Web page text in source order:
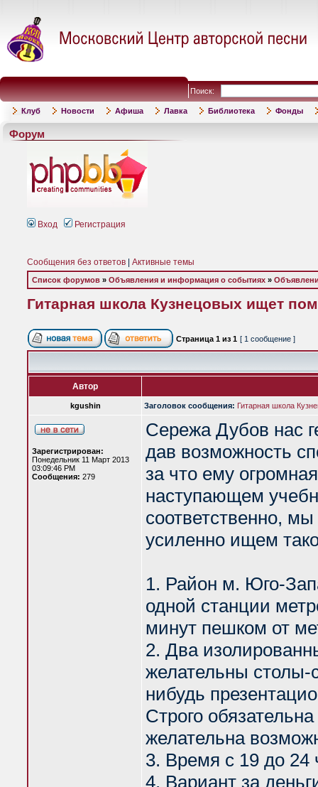
Поиск:
Клуб Новости Афиша Лавка Библиотека Фонды
Форум
Вход Регистрация
Сообщения без ответов Активные темы
Список форумов » Объявления и информация о событиях »
Гитарная школа Кузнецовых ищет
Страница 1 из 1 [ 1 сообщение ]
Автор
kgushin Заголовок сообщения: Гитарная школа
Зарегистрирован:
Понедельник 11 Март 2013
03:09:46 PM
Сообщения: 279
Сережа Дубов нас
дав возможность
за что ему
наступающем
соответственно,
усиленно ищем
1. Район м. Юго-
одной станции
минут пешком от
2. Два
желательны столы-
нибудь
Строго
желательна
3. Время с 19 до 24
4. Вариант за